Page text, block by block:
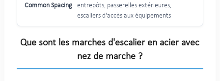
entrepôts, passerelles extérieures,
escaliers d'accès aux équipements
Que sont les marches d'escalier en acier avec
nez de marche ?